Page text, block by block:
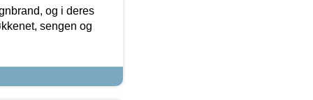
og i deres
sengen og